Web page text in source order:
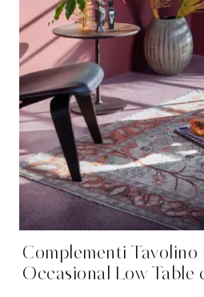
Complementi Tavolino
Occasional Low Table